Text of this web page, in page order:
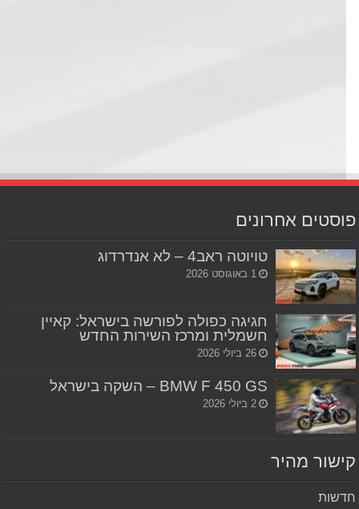
אחרונים
טויוטה ראב4 – לא אנדרדוג
1 באוגוסט 2026
חגיגה כפולה לפורשה בישראל: קאיין
חשמלית ומרכז השירות החדש
26 ביולי 2026
BMW F 450 GS – השקה בישראל
2 ביולי 2026
מהיר